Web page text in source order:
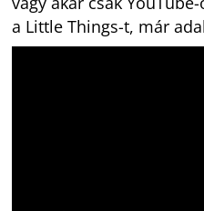
a Little Things-t, már